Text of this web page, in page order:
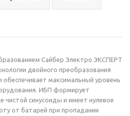
Сайбер Электро ЭКСПЕРТ
двойного преобразования
обеспечивает максимальный уровень
ИБП формирует
чистой синусоиды и имеет нулевое
от батарей при пропадании